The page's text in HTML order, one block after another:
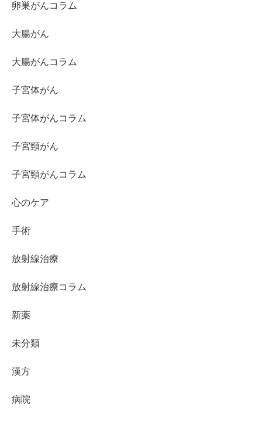
卵巣がんコラム
大腸がん
大腸がんコラム
子宮体がん
子宮体がんコラム
子宮頸がん
子宮頸がんコラム
心のケア
手術
放射線治療
放射線治療コラム
新薬
未分類
漢方
病院